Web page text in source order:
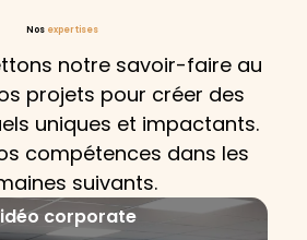
Nos expertises
notre savoir-faire au
projets pour créer des
uniques et impactants.
compétences dans les
suivants.
corporate